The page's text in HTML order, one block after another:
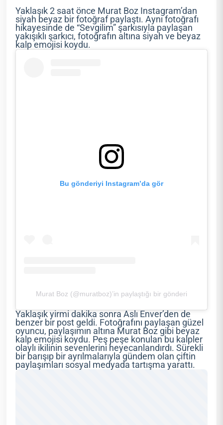
Yaklaşık 2 saat önce Murat Boz Instagram’dan
siyah beyaz bir fotoğraf paylaştı. Aynı fotoğrafı
hikayesinde de “Sevgilim” şarkısıyla paylaşan
yakışıklı şarkıcı, fotoğrafın altına siyah ve beyaz
kalp emojisi koydu.
Bu gönderiyi Instagram’da gör
Murat Boz (@muratboz)’in paylaştığı bir gönderi
Yaklaşık yirmi dakika sonra Aslı Enver’den de
benzer bir post geldi. Fotoğrafını paylaşan güzel
oyuncu, paylaşımın altına Murat Boz gibi beyaz
kalp emojisi koydu. Peş peşe konulan bu kalpler
olaylı ikilinin sevenlerini heyecanlandırdı. Sürekli
bir barışıp bir ayrılmalarıyla gündem olan çiftin
paylaşımları sosyal medyada tartışma yarattı.